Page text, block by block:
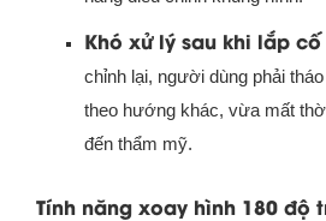
Khó xử lý sau khi lắp
chỉnh lại, người dùng phải
theo hướng khác, vừa mất
đến thẩm mỹ.
Tính năng xoay hình 180 độ